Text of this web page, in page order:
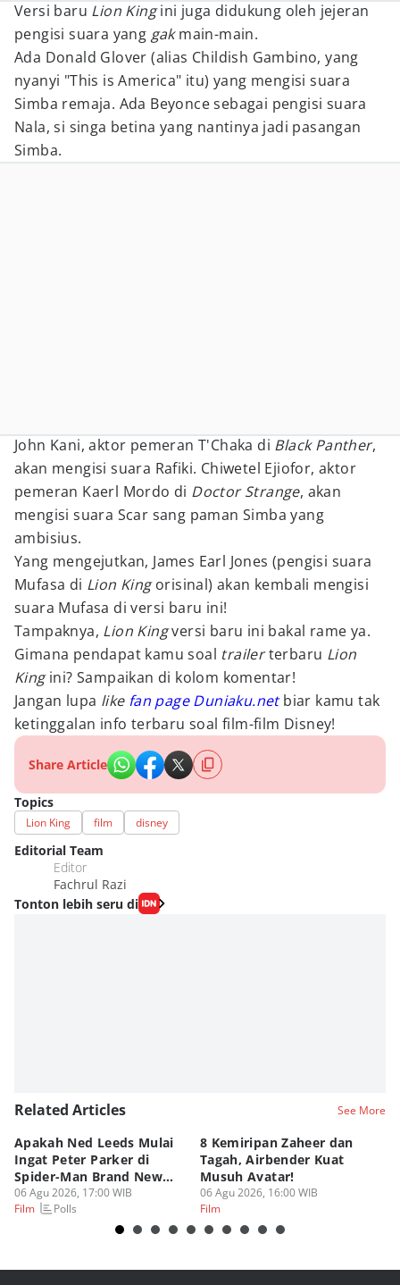
Versi baru Lion Kingini juga didukung oleh jejeran
pengisi suara yang gakmain-main.
Ada Donald Glover (alias Childish Gambino, yang
nyanyi "This is America" itu) yang mengisi suara
Simba remaja. Ada Beyonce sebagai pengisi suara
Nala, si singa betina yang nantinya jadi pasangan
Simba.
John Kani, aktor pemeran T'Chaka di Black Panther,
akan mengisi suara Rafiki. Chiwetel Ejiofor, aktor
pemeran Kaerl Mordo di Doctor Strange, akan
mengisi suara Scar sang paman Simba yang
ambisius.
Yang mengejutkan, James Earl Jones (pengisi suara
Mufasa di Lion Kingorisinal) akan kembali mengisi
suara Mufasa di versi baru ini!
Tampaknya, Lion Kingversi baru ini bakal rame ya.
Gimana pendapat kamu soal trailerterbaru Lion
Kingini? Sampaikan di kolom komentar!
Jangan lupa like fan page Duniaku.net biar kamu tak
ketinggalan info terbaru soal film-film Disney!
Share Article
Topics
Lion King film disney
Editorial Team
Editor
Fachrul Razi
Tonton lebih seru di
Related Articles See More
Apakah Ned Leeds Mulai
Ingat Peter Parker di
Spider-Man Brand New
Day?
06 Agu 2026, 17:00 WIB
Film
Polls
8 Kemiripan Zaheer dan
Tagah, Airbender Kuat
Musuh Avatar!
06 Agu 2026, 16:00 WIB
Film